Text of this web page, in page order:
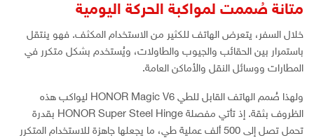
متانة صُممت لمواكبة الحركة اليومية
خلال السفر، يتعرض الهاتف للكثير من الاستخدام المكثف. فهو ينتقل
باستمرار بين الحقائب والجيوب والطاولات، ويُستخدم بشكل متكرر في
المطارات ووسائل النقل والأماكن العامة.
ولهذا صُمم الهاتف القابل للطي HONOR Magic V6 ليواكب هذه
الظروف بثقة. إذ تأتي مفصلة HONOR Super Steel Hinge بقدرة
تحمل تصل إلى 500 ألف عملية طي، ما يجعلها جاهزة للاستخدام المتكرر